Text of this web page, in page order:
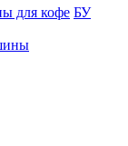
для кофе БУ